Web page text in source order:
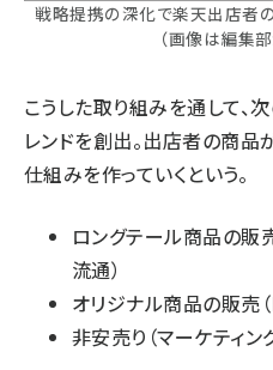
戦略提携の深化で楽天出店者
（画像は編集
こうした取り組みを通して、
レンドを創出。出店者の商
仕組みを作っていくという。
ロングテール商品の販
流通）
オリジナル商品の販売
非安売り（マーケティン